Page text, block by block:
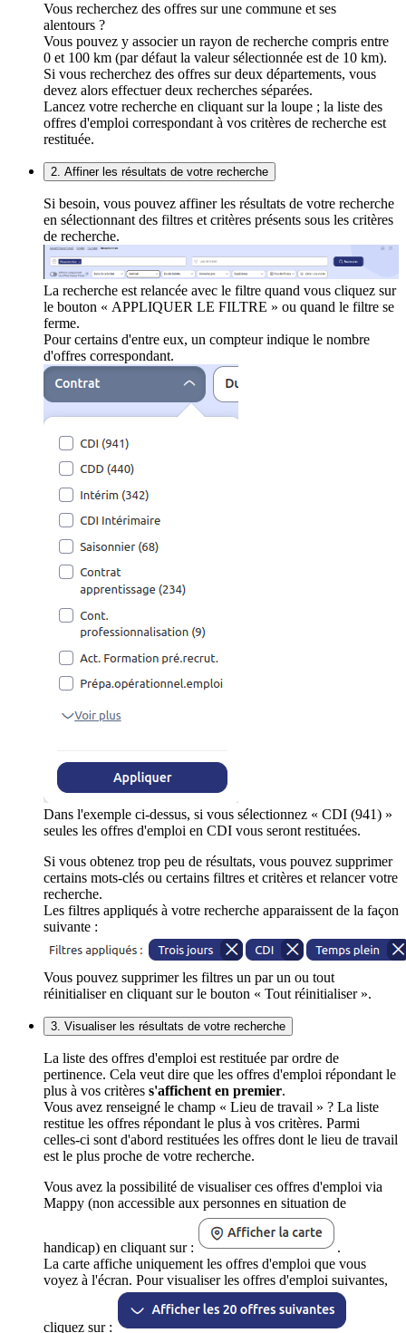
Vous recherchez des offres sur une commune et ses
alentours ?
Vous pouvez y associer un rayon de recherche compris entre
0 et 100 km (par défaut la valeur sélectionnée est de 10 km).
Si vous recherchez des offres sur deux départements, vous
devez alors effectuer deux recherches séparées.
Lancez votre recherche en cliquant sur la loupe ; la liste des
offres d'emploi correspondant à vos critères de recherche est
restituée.
2. Affiner les résultats de votre recherche
Si besoin, vous pouvez affiner les résultats de votre recherche
en sélectionnant des filtres et critères présents sous les critères
de recherche.
La recherche est relancée avec le filtre quand vous cliquez sur
le bouton « APPLIQUER LE FILTRE » ou quand le filtre se
ferme.
Pour certains d'entre eux, un compteur indique le nombre
d'offres correspondant.
Dans l'exemple ci-dessus, si vous sélectionnez « CDI (941) »
seules les offres d'emploi en CDI vous seront restituées.
Si vous obtenez trop peu de résultats, vous pouvez supprimer
certains mots-clés ou certains filtres et critères et relancer votre
recherche.
Les filtres appliqués à votre recherche apparaissent de la façon
suivante :
Vous pouvez supprimer les filtres un par un ou tout
réinitialiser en cliquant sur le bouton « Tout réinitialiser ».
3. Visualiser les résultats de votre recherche
La liste des offres d'emploi est restituée par ordre de
pertinence. Cela veut dire que les offres d'emploi répondant le
plus à vos critères s'affichent en premier.
Vous avez renseigné le champ « Lieu de travail » ? La liste
restitue les offres répondant le plus à vos critères. Parmi
celles-ci sont d'abord restituées les offres dont le lieu de travail
est le plus proche de votre recherche.
Vous avez la possibilité de visualiser ces offres d'emploi via
Mappy (non accessible aux personnes en situation de
handicap) en cliquant sur :
.
La carte affiche uniquement les offres d'emploi que vous
voyez à l'écran. Pour visualiser les offres d'emploi suivantes,
cliquez sur :